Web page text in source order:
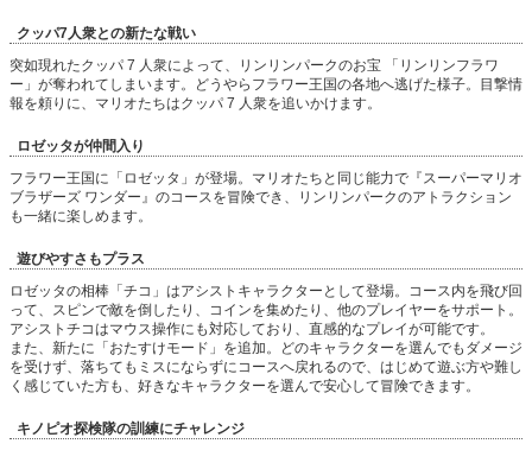
クッパ7人衆との新たな戦い
突如現れたクッパ 7 人衆によって、リンリンパークのお宝 「リンリンフラワ
ー」が奪われてしまいます。どうやらフラワー王国の各地へ逃げた様子。目撃情
報を頼りに、マリオたちはクッパ 7 人衆を追いかけます。
ロゼッタが仲間入り
フラワー王国に「ロゼッタ」が登場。マリオたちと同じ能力で『スーパーマリオ
ブラザーズ ワンダー』のコースを冒険でき、リンリンパークのアトラクション
も一緒に楽しめます。
遊びやすさもプラス
ロゼッタの相棒「チコ」はアシストキャラクターとして登場。コース内を飛び回
って、スピンで敵を倒したり、コインを集めたり、他のプレイヤーをサポート。
アシストチコはマウス操作にも対応しており、直感的なプレイが可能です。
また、新たに「おたすけモード」を追加。どのキャラクターを選んでもダメージ
を受けず、落ちてもミスにならずにコースへ戻れるので、はじめて遊ぶ方や難し
く感じていた方も、好きなキャラクターを選んで安心して冒険できます。
キノピオ探検隊の訓練にチャレンジ